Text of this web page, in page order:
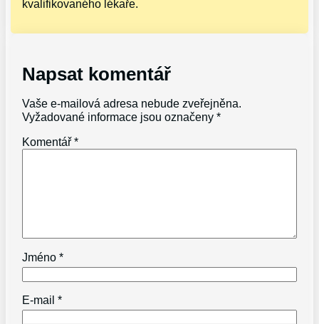
kvalifikovaného lékaře.
Napsat komentář
Vaše e-mailová adresa nebude zveřejněna.
Vyžadované informace jsou označeny*
Komentář*
Jméno*
E-mail*